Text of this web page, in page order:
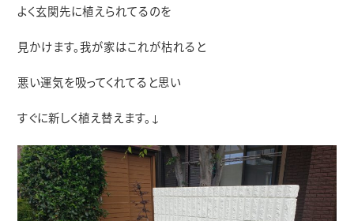
よく玄関先に植えられてるのを
見かけます。我が家はこれが枯れると
悪い運気を吸ってくれてると思い
すぐに新しく植え替えます。↓